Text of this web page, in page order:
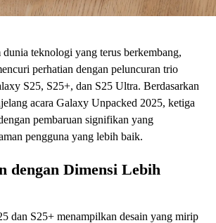
dunia teknologi yang terus berkembang,
perhatian dengan peluncuran trio
S25, S25+, dan S25 Ultra. Berdasarkan
acara Galaxy Unpacked 2025, ketiga
pembaruan signifikan yang
pengguna yang lebih baik.
dengan Dimensi Lebih
dan S25+ menampilkan desain yang mirip